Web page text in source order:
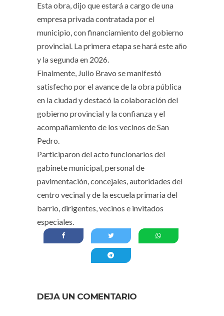
Esta obra, dijo que estará a cargo de una
empresa privada contratada por el
municipio, con financiamiento del gobierno
provincial. La primera etapa se hará este año
y la segunda en 2026.
Finalmente, Julio Bravo se manifestó
satisfecho por el avance de la obra pública
en la ciudad y destacó la colaboración del
gobierno provincial y la confianza y el
acompañamiento de los vecinos de San
Pedro.
Participaron del acto funcionarios del
gabinete municipal, personal de
pavimentación, concejales, autoridades del
centro vecinal y de la escuela primaria del
barrio, dirigentes, vecinos e invitados
especiales.
DEJA UN COMENTARIO